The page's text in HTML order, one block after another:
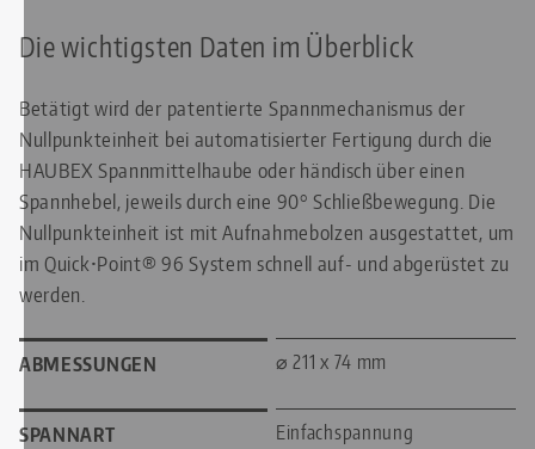
Die wichtigsten Daten im Überblick
Betätigt wird der patentierte Spannmechanismus der
Nullpunkteinheit bei automatisierter Fertigung durch die
HAUBEX Spannmittelhaube oder händisch über einen
Spannhebel, jeweils durch eine 90° Schließbewegung. Die
Nullpunkteinheit ist mit Aufnahmebolzen ausgestattet, um
im Quick•Point® 96 System schnell auf- und abgerüstet zu
werden.
ABMESSUNGEN ⌀ 211 x 74 mm
SPANNART Einfachspannung